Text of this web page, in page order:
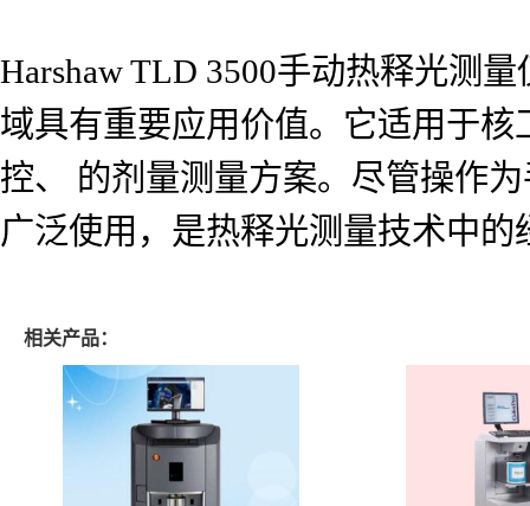
Harshaw TLD 3500手动热释光测
域具有重要应用价值。它适用于
控、 的剂量测量方案。尽管操作
广泛使用，是热释光测量技术中的
相关产品：